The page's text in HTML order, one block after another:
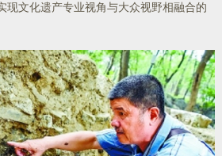
现文化遗产专业视角与大众视野相融合的